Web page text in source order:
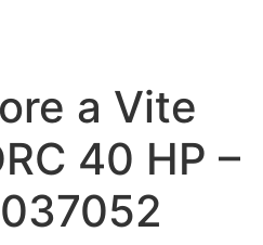
a Vite
40 HP –